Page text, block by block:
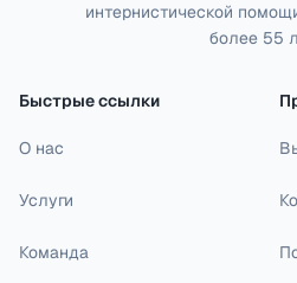
интернистической
более 55
Быстрые ссылки
О нас
Услуги
Команда